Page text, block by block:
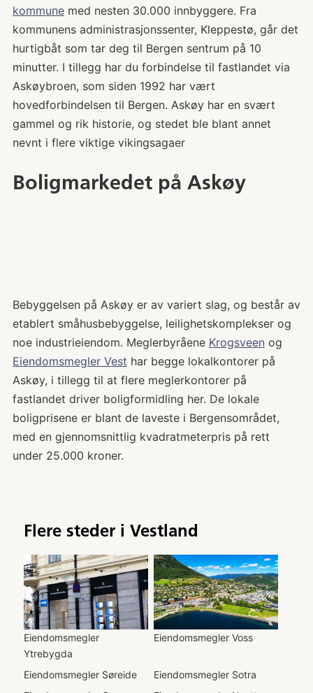
kommunemed nesten 30.000 innbyggere. Fra
kommunens administrasjonssenter, Kleppestø, går det
hurtigbåt som tar deg til Bergen sentrum på 10
minutter. I tillegg har du forbindelse til fastlandet via
Askøybroen, som siden 1992 har vært
hovedforbindelsen til Bergen. Askøy har en svært
gammel og rik historie, og stedet ble blant annet
nevnt i flere viktige vikingsagaer
Boligmarkedet på Askøy
Bebyggelsen på Askøy er av variert slag, og består av
etablert småhusbebyggelse, leilighetskomplekser og
noe industrieiendom. Meglerbyråene Krogsveen og
Eiendomsmegler Vest har begge lokalkontorer på
Askøy, i tillegg til at flere meglerkontorer på
fastlandet driver boligformidling her. De lokale
boligprisene er blant de laveste i Bergensområdet,
med en gjennomsnittlig kvadratmeterpris på rett
under 25.000 kroner.
Flere steder i Vestland
Eiendomsmegler
Ytrebygda
Eiendomsmegler Voss
Eiendomsmegler Søreide Eiendomsmegler Sotra